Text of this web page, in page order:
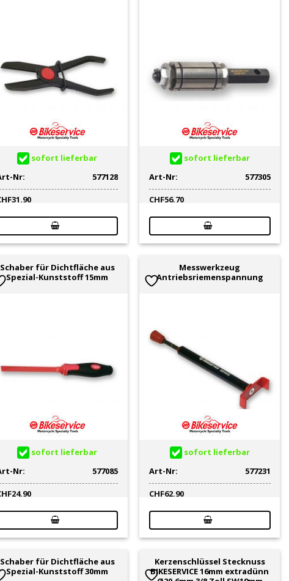
sofort lieferbar
Nr:
577128
31.90
sofort lieferbar
Art-Nr:
577305
CHF56.70
Schaber für Dichtfläche aus
Spezial-Kunststoff 15mm
sofort lieferbar
Nr:
577085
24.90
Messwerkzeug
Antriebsriemenspannung
sofort lieferbar
Art-Nr:
577231
CHF62.90
Schaber für Dichtfläche aus
Spezial-Kunststoff 30mm
Kerzenschlüssel Stecknuss
BIKESERVICE 16mm extradünn